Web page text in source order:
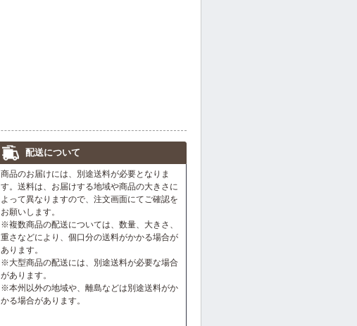
配送について
商品のお届けには、別途送料が必要となりま
す。送料は、お届けする地域や商品の大きさに
よって異なりますので、注文画面にてご確認を
お願いします。
※複数商品の配送については、数量、大きさ、
重さなどにより、個口分の送料がかかる場合が
あります。
※大型商品の配送には、別途送料が必要な場合
があります。
※本州以外の地域や、離島などは別途送料がか
かる場合があります。